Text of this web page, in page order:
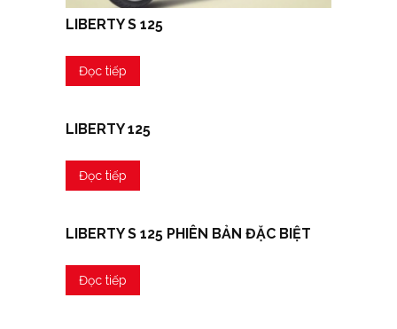
LIBERTY S 125
Đọc tiếp
LIBERTY 125
Đọc tiếp
LIBERTY S 125 PHIÊN BẢN ĐẶC BIỆT
Đọc tiếp